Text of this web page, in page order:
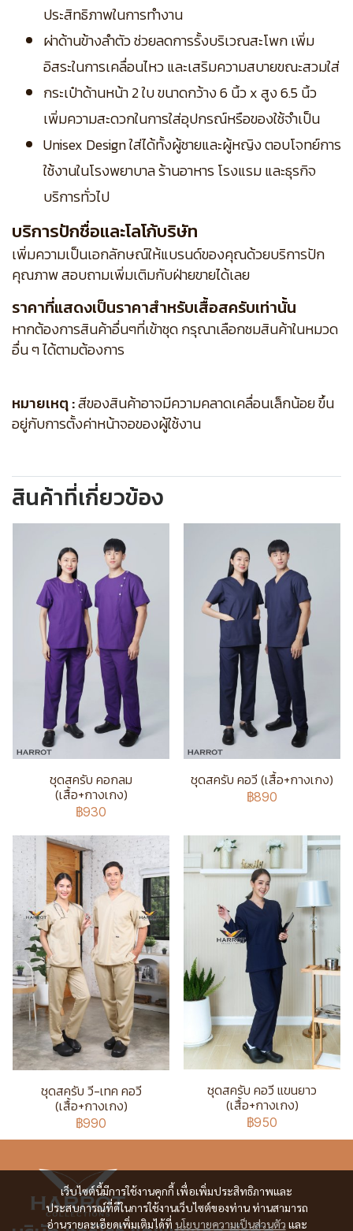
ประสิทธิภาพในการทำงาน
ผ่าด้านข้างลำตัว ช่วยลดการรั้งบริเวณสะโพก เพิ่ม
อิสระในการเคลื่อนไหว และเสริมความสบายขณะสวมใส่
กระเป๋าด้านหน้า 2 ใบ ขนาดกว้าง 6 นิ้ว x สูง 6.5 นิ้ว
เพิ่มความสะดวกในการใส่อุปกรณ์หรือของใช้จำเป็น
Unisex Design ใส่ได้ทั้งผู้ชายและผู้หญิง ตอบโจทย์การ
ใช้งานในโรงพยาบาล ร้านอาหาร โรงแรม และธุรกิจ
บริการทั่วไป
บริการปักชื่อและโลโก้บริษัท
เพิ่มความเป็นเอกลักษณ์ให้แบรนด์ของคุณด้วยบริการปัก
คุณภาพ สอบถามเพิ่มเติมกับฝ่ายขายได้เลย
ราคาที่แสดงเป็นราคาสำหรับเสื้อสครับเท่านั้น
หากต้องการสินค้าอื่นๆที่เข้าชุด กรุณาเลือกชมสินค้าในหมวด
อื่น ๆ ได้ตามต้องการ
หมายเหตุ :สีของสินค้าอาจมีความคลาดเคลื่อนเล็กน้อย ขึ้น
อยู่กับการตั้งค่าหน้าจอของผู้ใช้งาน
สินค้าที่เกี่ยวข้อง
ชุดสครับ คอกลม
(เสื้อ+กางเกง)
฿930
ชุดสครับ คอวี (เสื้อ+กางเกง)
฿890
ชุดสครับ วี-เทค คอวี
(เสื้อ+กางเกง)
฿990
ชุดสครับ คอวี แขนยาว
(เสื้อ+กางเกง)
฿950
เว็บไซต์นี้มีการใช้งานคุกกี้ เพื่อเพิ่มประสิทธิภาพและ
ประสบการณ์ที่ดีในการใช้งานเว็บไซต์ของท่าน ท่านสามารถ
อ่านรายละเอียดเพิ่มเติมได้ที่ นโยบายความเป็นส่วนตัว และ